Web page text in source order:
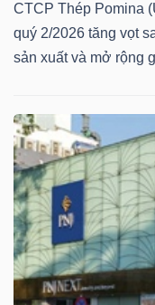
CTCP Thép Pomina
quý 2/2026 tăng vọt
sản xuất và mở rộng